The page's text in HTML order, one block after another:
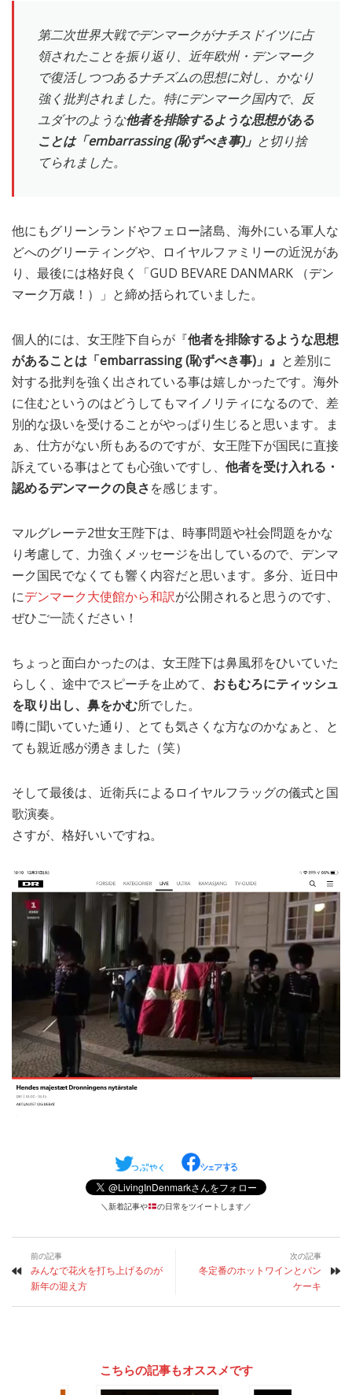
第二次世界大戦でデンマークがナチスドイツに占
領されたことを振り返り、近年欧州・デンマーク
で復活しつつあるナチズムの思想に対し、かなり
強く批判されました。特にデンマーク国内で、反
ユダヤのような他者を排除するような思想がある
ことは「embarrassing (恥ずべき事)」 と切り捨
てられました。
他にもグリーンランドやフェロー諸島、海外にいる軍人な
どへのグリーティングや、ロイヤルファミリーの近況があ
り、最後には格好良く「GUD BEVARE DANMARK （デン
マーク万歳！）」と締め括られていました。
個人的には、女王陛下自らが『他者を排除するような思想
があることは「embarrassing (恥ずべき事)」』 と差別に
対する批判を強く出されている事は嬉しかったです。海外
に住むというのはどうしてもマイノリティになるので、差
別的な扱いを受けることがやっぱり生じると思います。ま
ぁ、仕方がない所もあるのですが、女王陛下が国民に直接
訴えている事はとても心強いですし、 他者を受け入れる・
認めるデンマークの良さを感じます。
マルグレーテ2世女王陛下は、時事問題や社会問題をかな
り考慮して、力強くメッセージを出しているので、デンマ
ーク国民でなくても響く内容だと思います。多分、近日中
にデンマーク大使館から和訳が公開されると思うのです、
ぜひご一読ください！
ちょっと面白かったのは、女王陛下は鼻風邪をひいていた
らしく、途中でスピーチを止めて、 おもむろにティッシュ
を取り出し、鼻をかむ所でした。
噂に聞いていた通り、とても気さくな方なのかなぁと、と
ても親近感が湧きました（笑）
そして最後は、近衛兵によるロイヤルフラッグの儀式と国
歌演奏。
さすが、格好いいですね。
＼新着記事や の日常をツイートします／
前の記事
みんなで花火を打ち上げるのが
新年の迎え方
次の記事
冬定番のホットワインとパン
ケーキ
こちらの記事もオススメです